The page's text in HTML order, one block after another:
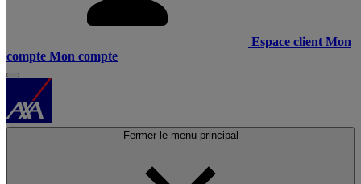
Espace client Mon
compte Mon compte
Fermer le menu principal